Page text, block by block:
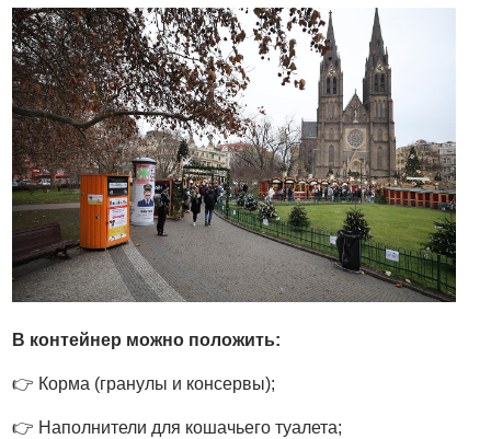
В контейнер можно положить:
👉 Корма (гранулы и консервы);
👉 Наполнители для кошачьего туалета;